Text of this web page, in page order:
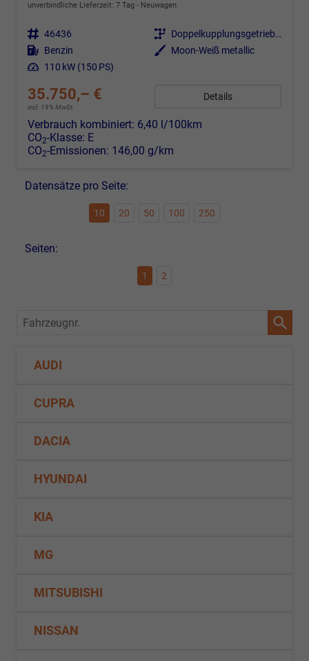
unverbindliche Lieferzeit: 7 Tag Neuwagen
Fahrzeugnr. 46436 Getriebe
Doppelkupplungsgetriebe (DSG)
Kraftstoff Benzin Außenfarbe
Moon-Weiß metallic
Leistung 110 kW (150 PS)
35.750,– €
incl. 19% MwSt.
Details
Verbrauch kombiniert: 6,40 l/100km
CO2-Klasse: E
CO2-Emissionen: 146,00 g/km
Datensätze pro Seite:
10 20 50 100 250
Seiten:
1 2
Fahrzeugnr.
AUDI
CUPRA
DACIA
HYUNDAI
KIA
MG
MITSUBISHI
NISSAN